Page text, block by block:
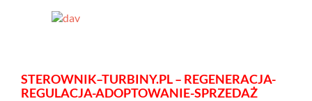
STEROWNIK–TURBINY.PL – REGENERACJA-
REGULACJA-ADOPTOWANIE-SPRZEDAŻ